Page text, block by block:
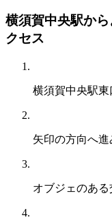
横須賀中央駅か
クセス
横須賀中央駅
矢印の方向へ
オブジェのあ